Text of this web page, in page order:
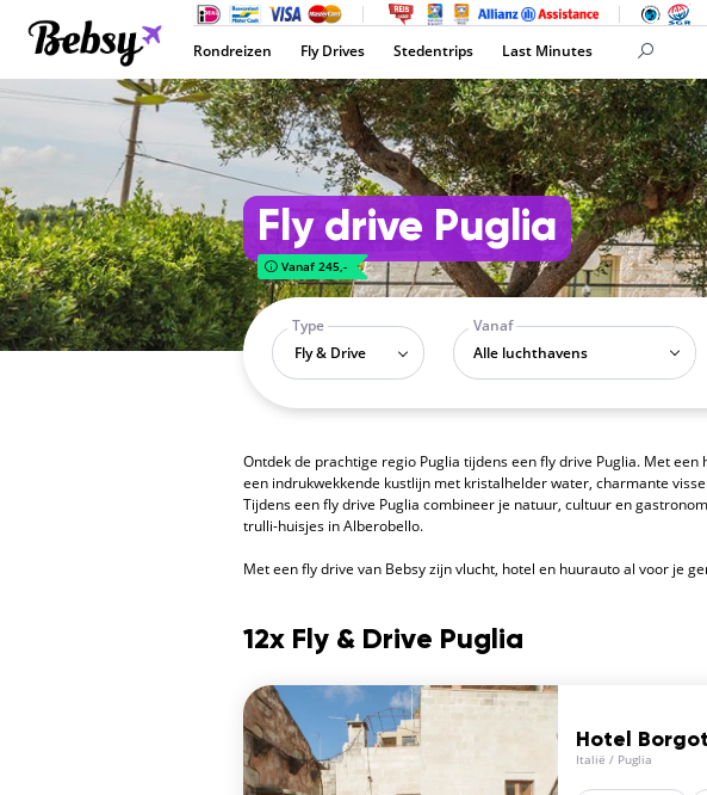
Rondreizen Fly Drives Stedentrips Last Minutes
Fly drive Puglia
Vanaf 245,-
Type
Fly & Drive
Vanaf
Ontdek de prachtige regio Puglia tijdens een fly drive Puglia. Met
een indrukwekkende kustlijn met kristalhelder water, charmante
Tijdens een fly drive Puglia combineer je natuur, cultuur en
trulli-huisjes in Alberobello.
Met een fly drive van Bebsy zijn vlucht, hotel en huurauto al voor je
12x Fly & Drive Puglia
Hotel
Italië / Puglia